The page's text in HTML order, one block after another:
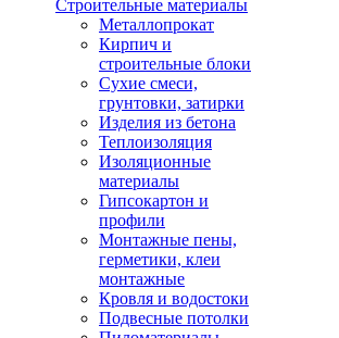
Строительные материалы
Металлопрокат
Кирпич и
строительные блоки
Сухие смеси,
грунтовки, затирки
Изделия из бетона
Теплоизоляция
Изоляционные
материалы
Гипсокартон и
профили
Монтажные пены,
герметики, клеи
монтажные
Кровля и водостоки
Подвесные потолки